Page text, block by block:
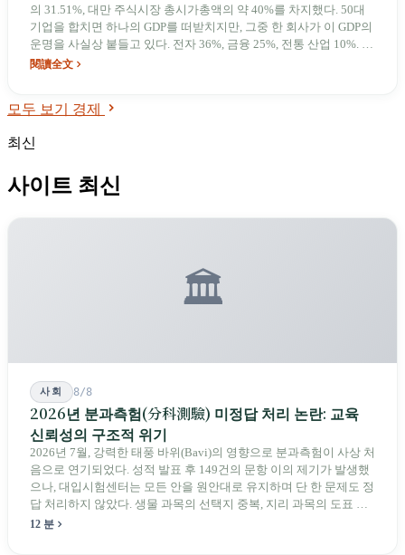
의 31.51%, 대만 주식시장 총시가총액의 약 40%를 차지했다. 50대
기업을 합치면 하나의 GDP를 떠받치지만, 그중 한 회사가 이 GDP의
운명을 사실상 붙들고 있다. 전자 36%, 금융 25%, 전통 산업 10%. 이
른바 ‘전자·금융·전통 산업’의 삼각 구도는 실제로는 전자 산업 한 다
망 사건까지, 이 순위표는 대만의 대체 불가능한 척추이자 가장 취약
閱讀全文
모두 보기 경제
최신
사이트 최신
🏛️
사회 8/8
2026년 분과측험(分科測驗) 미정답 처리 논란: 교육
신뢰성의 구조적 위기
2026년 7월, 강력한 태풍 바위(Bavi)의 영향으로 분과측험이 사상 처
음으로 연기되었다. 성적 발표 후 149건의 문항 이의 제기가 발생했
으나, 대입시험센터는 모든 안을 원안대로 유지하며 단 한 문제도 정
답 처리하지 않았다. 생물 과목의 선택지 중복, 지리 과목의 도표 오
류 등에 대해 당국은 "답안 작성에 영향이 없다"라고만 답했다. 국회
12 분